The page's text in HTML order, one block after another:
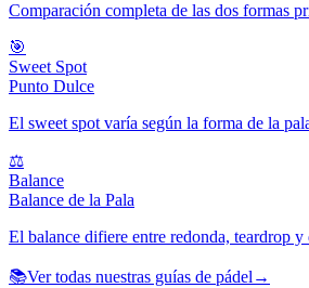
Comparación completa de las dos formas
🎯
Sweet Spot
Punto Dulce
El sweet spot varía según la forma de la
⚖️
Balance
Balance de la Pala
El balance difiere entre redonda, teardrop y
📚Ver todas nuestras guías de pádel→